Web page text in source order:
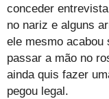
conceder
no nariz e alguns
ele mesmo acabou
passar a mão no
ainda quis fazer
pegou legal.